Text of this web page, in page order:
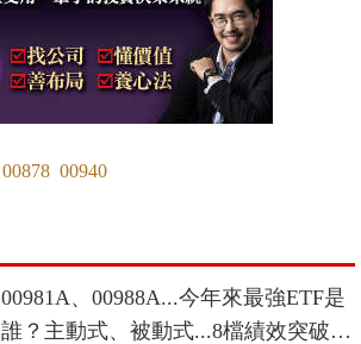
00878 00940
00981A、00988A...今年來最強ETF是
誰？主動式、被動式...8檔績效突破